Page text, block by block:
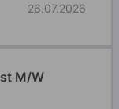
26.07.2026
M/W